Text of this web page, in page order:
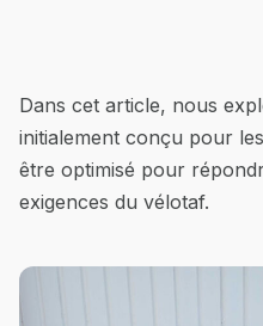
Dans cet article, nous
initialement conçu pour
être optimisé pour
exigences du vélotaf.